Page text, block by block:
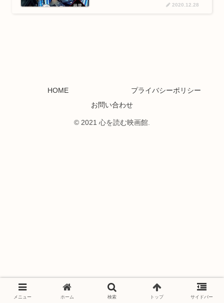
2020.12.28
HOME
プライバシーポリシー
お問い合わせ
© 2021 心を読む映画館.
メニュー ホーム 検索 トップ サイドバー